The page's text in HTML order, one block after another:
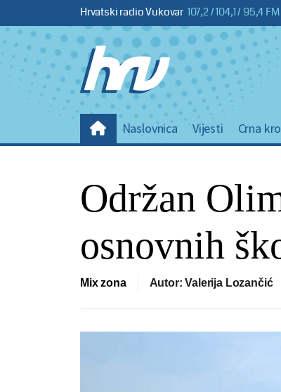
Hrvatski radio Vukovar 107,2 / 104,1 / 95,4 FM
Naslovnica Vijesti Crna
Održan
osnovnih
Mix zona Autor: Valerija Lozančić